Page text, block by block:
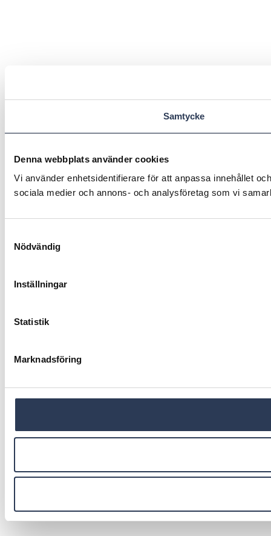
Samtycke
Denna webbplats använder cookies
Vi använder enhetsidentifierare för att anpassa innehållet
sociala medier och annons- och analysföretag som vi
Nödvändig
Inställningar
Statistik
Marknadsföring